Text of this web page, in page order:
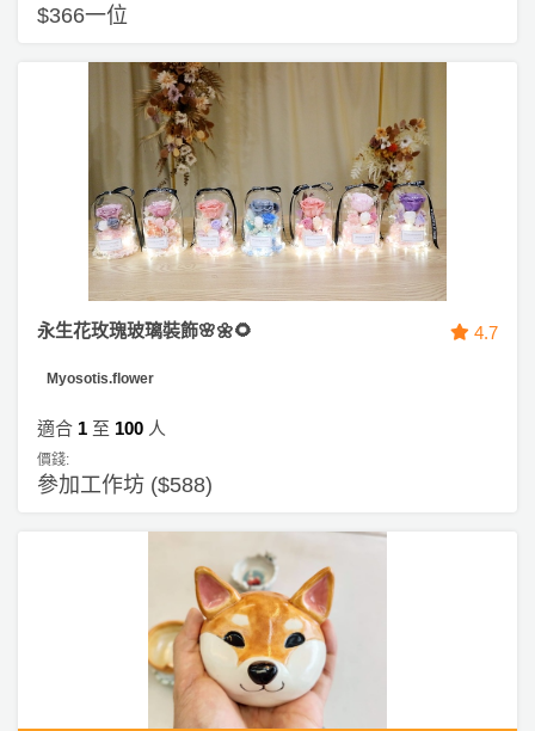
$366一位
永生花玫瑰玻璃裝飾🌸🌼🌻 4.7
Myosotis.flower
適合 1 至 100 人
價錢:
參加工作坊 ($588)